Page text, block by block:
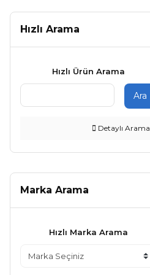
Hızlı Arama
Hızlı Ürün Arama
Ara
Detaylı Arama
Marka Arama
Hızlı Marka Arama